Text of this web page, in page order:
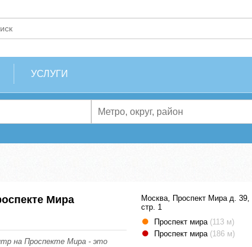
УСЛУГИ
Мира
на Проспекте Мира - это
Москва, Проспект Мира д. 39,
стр. 1
Проспект мира (113 м)
Проспект мира (186 м)